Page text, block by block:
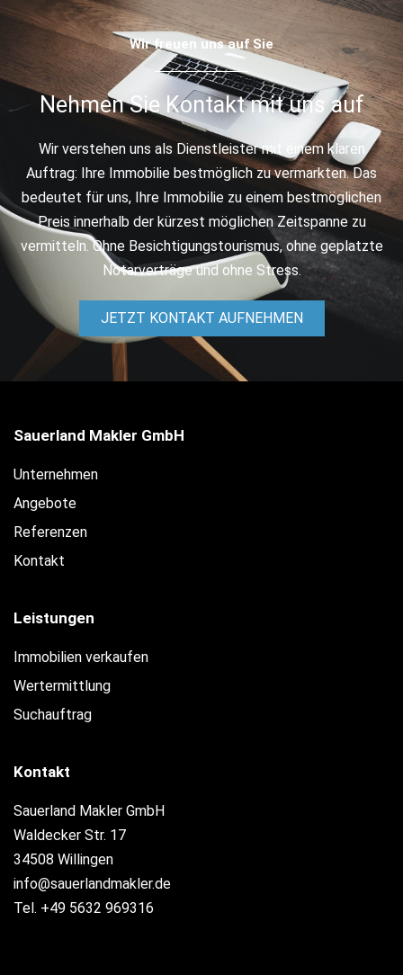
Wir freuen uns auf Sie
Nehmen Sie Kontakt mit uns auf
Wir verstehen uns als Dienstleister mit einem klaren
Auftrag: Ihre Immobilie bestmöglich zu vermarkten. Das
bedeutet für uns, Ihre Immobilie zu einem bestmöglichen
Preis innerhalb der kürzest möglichen Zeitspanne zu
vermitteln. Ohne Besichtigungstourismus, ohne geplatzte
Notarverträge und ohne Stress.
JETZT KONTAKT AUFNEHMEN
Sauerland Makler GmbH
Unternehmen
Angebote
Referenzen
Kontakt
Leistungen
Immobilien verkaufen
Wertermittlung
Suchauftrag
Kontakt
Sauerland Makler GmbH
Waldecker Str. 17
34508 Willingen
info@sauerlandmakler.de
Tel. +49 5632 969316